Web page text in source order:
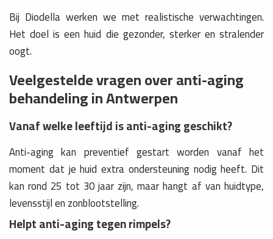
Bij Diodella werken we met realistische verwachtingen.
Het doel is een huid die gezonder, sterker en stralender
oogt.
Veelgestelde vragen over anti-aging
behandeling in Antwerpen
Vanaf welke leeftijd is anti-aging geschikt?
Anti-aging kan preventief gestart worden vanaf het
moment dat je huid extra ondersteuning nodig heeft. Dit
kan rond 25 tot 30 jaar zijn, maar hangt af van huidtype,
levensstijl en zonblootstelling.
Helpt anti-aging tegen rimpels?